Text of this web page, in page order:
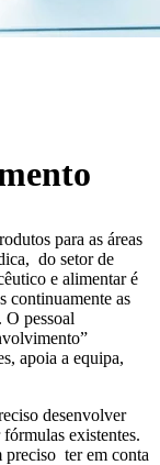
para as áreas
do setor de
e alimentar é
continuamente as
O pessoal
apoia a equipa,
desenvolver
existentes.
preciso ter em conta